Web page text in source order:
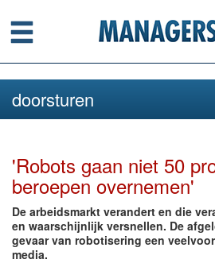
Menu
doorsturen
'Robots gaan niet 50
beroepen overnemen'
De arbeidsmarkt verandert en die
en waarschijnlijk versnellen. De
gevaar van robotisering een
media.